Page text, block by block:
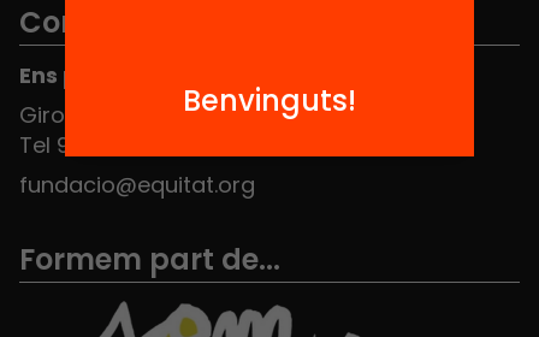
Contacte
Ens pots trobar al Hub Social
Girona 34, interior 08010 Barcelona
Tel 934 588 700
fundacio@equitat.org
Formem part de...
Benvinguts!